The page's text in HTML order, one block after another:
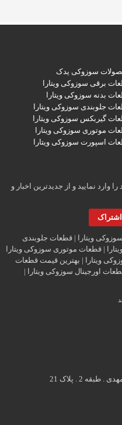
سوزوکی یدک
برقی سوزوکی ویتارا
بدنه سوزوکی ویتارا
جلوبندی سوزوکی ویتارا
گیربکس سوزوکی ویتارا
موتوری سوزوکی ویتارا
اسپورت سوزوکی ویتارا
وارد نمایید و از جدیدترین اخبار و
ویتارا | قطعات جلوبندی
| قطعات موتوری سوزوکی ویتارا
ویتارا | بهترین قیمت قطعات
اورجینال سوزوکی ویتارا |
2 . پلاک 21